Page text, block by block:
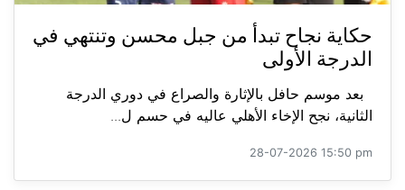
حكاية نجاح تبدأ من جبل محسن وتنتهي في
الدرجة الأولى
بعد موسم حافل بالإثارة والصراع في دوري الدرجة
الثانية، نجح الإخاء الأهلي عاليه في حسم ل...
28-07-2026 15:50 pm